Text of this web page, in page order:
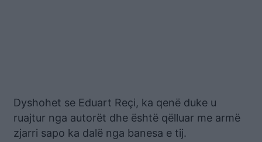
Dyshohet se Eduart Reçi, ka qenë duke u
ruajtur nga autorët dhe është qëlluar me armë
zjarri sapo ka dalë nga banesa e tij.